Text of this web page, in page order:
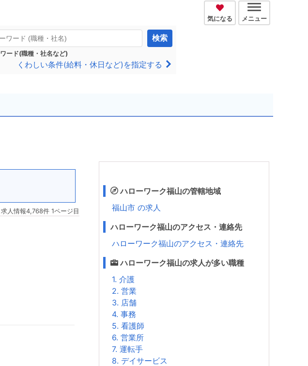
気になる メニュー
ード(職種・社名など)
検索
くわしい条件(給料・休日など)を指定する
求人情報4,768件 1ページ目
ハローワーク福山の管轄地域
福山市 の求人
ハローワーク福山のアクセス・連絡先
ハローワーク福山のアクセス・連絡先
ハローワーク福山の求人が多い職種
1. 介護
2. 営業
3. 店舗
4. 事務
5. 看護師
6. 営業所
7. 運転手
8. デイサービス